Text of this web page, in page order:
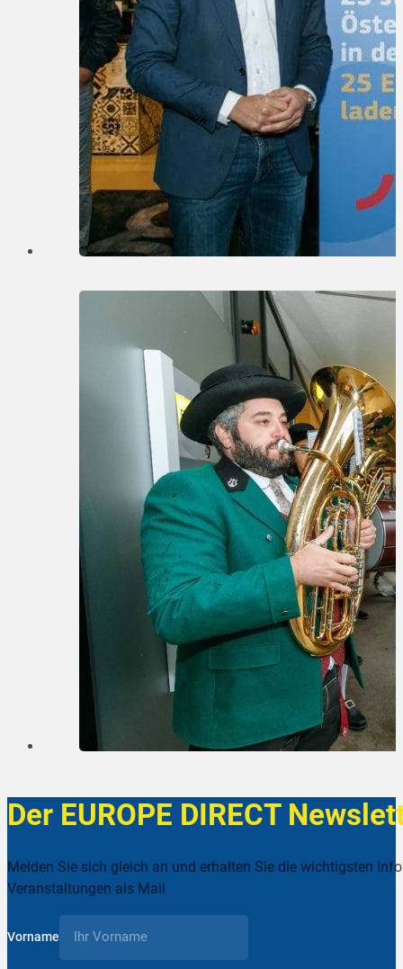
Der EUROPE DIRECT
Melden Sie sich gleich an und erhalten Sie die wichtigsten
Veranstaltungen als Mail
Vorname